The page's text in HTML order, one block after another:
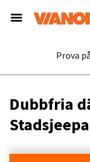
Prova
Dubbfria